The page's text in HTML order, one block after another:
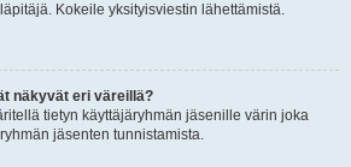
Kokeile yksityisviestin lähettämistä.
näkyvät eri väreillä?
tietyn käyttäjäryhmän jäsenille värin joka
jäsenten tunnistamista.